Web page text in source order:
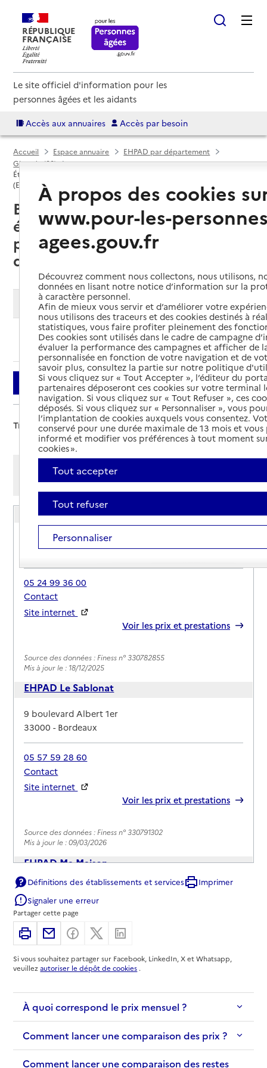
RÉPUBLIQUE
FRANÇAISE
Le site officiel d'information pour les
personnes âgées et les aidants
Accès aux annuaires Accès par besoin
Accueil Espace annuaire
EHPAD par département
Gironde (33)
Établissement d'hébergement pour personnes âgées dépendantes
(EHPAD)
Bordeaux (33000) : liste des 14
établissements d'hébergement
pour personnes âgées
dépendantes (EHPAD)
Modifier ma recherche
Ajouter cette recherche aux favoris
Filtrer
Trier par :
Afficher les résultats par:
Mode liste
Mode carte
EHPAD La Clairière de Lussy
Adresse
10 avenue Bel Air
33000-Bordeaux
05 24 99 36 00
Contact
Site internet
Voir les prix et prestations
Source des données : Finess n° 330782855
Mis à jour le : 18/12/2025
EHPAD Le Sablonat
Adresse
9 boulevard Albert 1er
33000-Bordeaux
05 57 59 28 60
Contact
Site internet
Voir les prix et prestations
Source des données : Finess n° 330791302
Mis à jour le : 09/03/2026
EHPAD Ma Maison
Adresse
181 rue Judaïque
33000-Bordeaux
05 56 90 12 20
Contact
Rapport HAS
Voir les prix et prestations
Source des données : Finess n° 330786187
Mis à jour le : 13/06/2025
EHPAD du Petit Trianon
Adresse
6 rue Jean Artus
33000-Bordeaux
Définitions des établissements et services
Imprimer
Signaler une erreur
Partager cette page
ImprimerPartager par email
Partager sur Facebook
Partager sur X
Si vous souhaitez partager sur Facebook, LinkedIn, X et Whatsapp,
veuillezautoriser le dépôt de cookies .
À quoi correspond le prix mensuel ?
Comment lancer une comparaison des prix ?
Comment lancer une comparaison des restes
À propos des cookies
www.pour-les-
agees.gouv.fr
Découvrez comment nous collectons, nous utilisons,
données en lisant notre notice d’information sur la
à caractère personnel.
Afin de mieux vous servir et d’améliorer votre
nous utilisons des traceurs et des cookies destinés à
statistiques, vous faire profiter pleinement des
Des cookies sont utilisés dans le cadre de campagne
évaluer la performance des campagnes et afficher de
personnalisée en fonction de votre navigation et de
savoir plus, consultez la partie sur notre politique
Si vous cliquez sur « Tout Accepter », l’éditeur du
partenaires déposeront ces cookies sur votre terminal
navigation. Si vous cliquez sur « Tout Refuser », ces
déposés. Si vous cliquez sur « Personnaliser », vous
l’implantation de cookies auxquels vous consentez.
conservé pour une durée maximale de 13 mois et
informé et modifier vos préférences à tout moment
cookies ».
Tout accepter
Tout refuser
Personnaliser